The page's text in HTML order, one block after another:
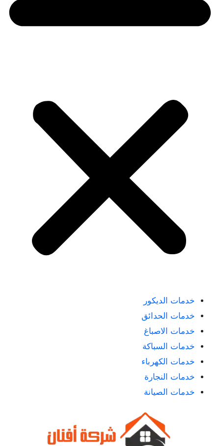
خدمات الديكور
خدمات الحدائق
خدمات الاصباغ
خدمات السباكة
خدمات الكهرباء
خدمات النجارة
خدمات الصيانة